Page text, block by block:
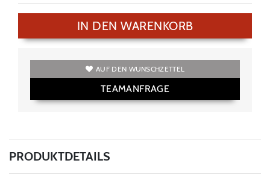
IN DEN WARENKORB
AUF DEN WUNSCHZETTEL
TEAMANFRAGE
PRODUKTDETAILS